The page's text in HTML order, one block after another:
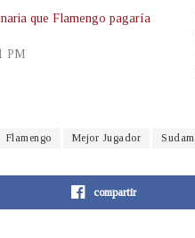
que Flamengo pagaría
PM
Flamengo Mejor Jugador
compartir